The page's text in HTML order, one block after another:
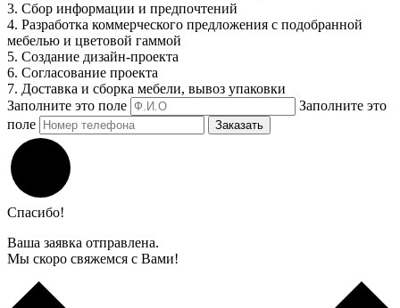
3. Сбор информации и предпочтений
4. Разработка коммерческого предложения с подобранной
мебелью и цветовой гаммой
5. Создание дизайн-проекта
6. Согласование проекта
7. Доставка и сборка мебели, вывоз упаковки
Заполните это поле
Заполните это
поле
Заказать
Спасибо!
Ваша заявка отправлена.
Мы скоро свяжемся с Вами!